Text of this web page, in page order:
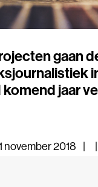
gaan
komend jaar
november 2018